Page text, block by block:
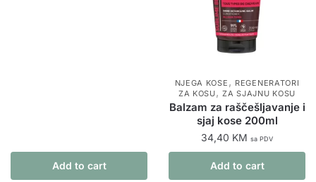
Add to cart
NJEGA KOSE , REGENERATORI
ZA KOSU,ZA SJAJNU KOSU
Balzam za raščešljavanje i
sjaj kose 200ml
34,40 KM sa PDV
Add to cart